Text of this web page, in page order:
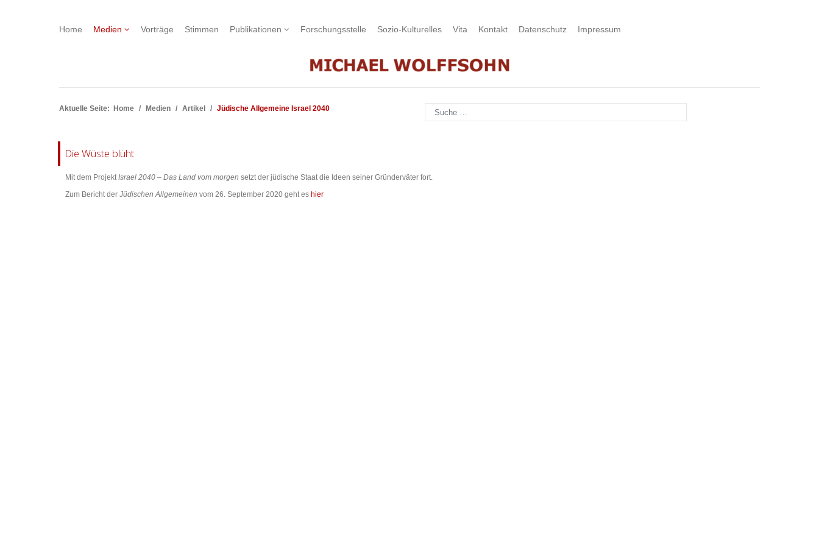
Home Medien Vorträge Stimmen Publikationen Forschungsstelle Sozio-Kulturelles Vita Kontakt Datenschutz Impressum
Aktuelle Seite: Home Medien Artikel Jüdische Allgemeine Israel 2040 Suchen
Die Wüste blüht
Mit dem ProjektIsrael 2040 – Das Land vom morgen setzt der jüdische Staat die Ideen seiner Gründerväter fort.
Zum Bericht der Jüdischen Allgemeinen vom 26. September 2020 geht es hier